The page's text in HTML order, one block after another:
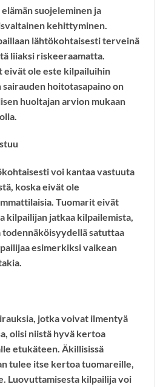
suojeleminen ja
kehittyminen.
lähtökohtaisesti terveinä
liiaksi riskeeraamatta.
eivät ole este kilpailuihin
hoitotasapaino on
huoltajan arvion mukaan
voi kantaa vastuuta
koska eivät ole
Tuomarit eivät
kilpailijan jatkaa kilpailemista,
todennäköisyydellä satuttaa
esimerkiksi vaikean
jotka voivat ilmentyä
olisi niistä hyvä kertoa
etukäteen. Äkillisissä
tulee itse kertoa tuomareille,
Luovuttamisesta kilpailija voi